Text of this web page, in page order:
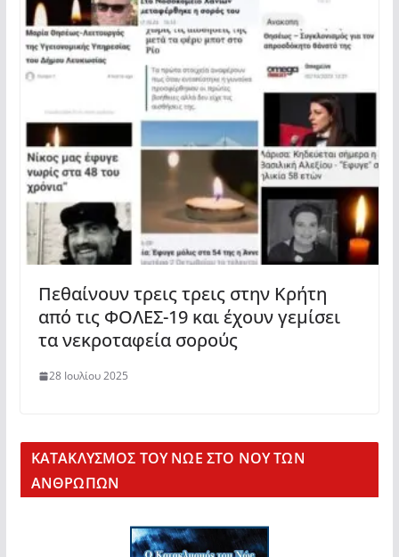
Πεθαίνουν τρεις τρεις στην Κρήτη
από τις ΦΟΛΕΣ-19 και έχουν γεμίσει
τα νεκροταφεία σορούς
28 Ιουλίου 2025
KΑΤΑΚΛΥΣΜΟΣ ΤΟΥ ΝΩΕ ΣΤΟ ΝΟΥ ΤΩΝ
ΑΝΘΡΩΠΩΝ